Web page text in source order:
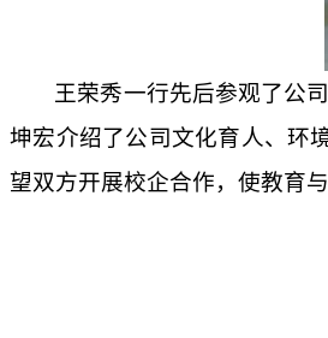
王荣秀一行先后参观了公
坤宏介绍了公司文化育人、环
望双方开展校企合作，使教育